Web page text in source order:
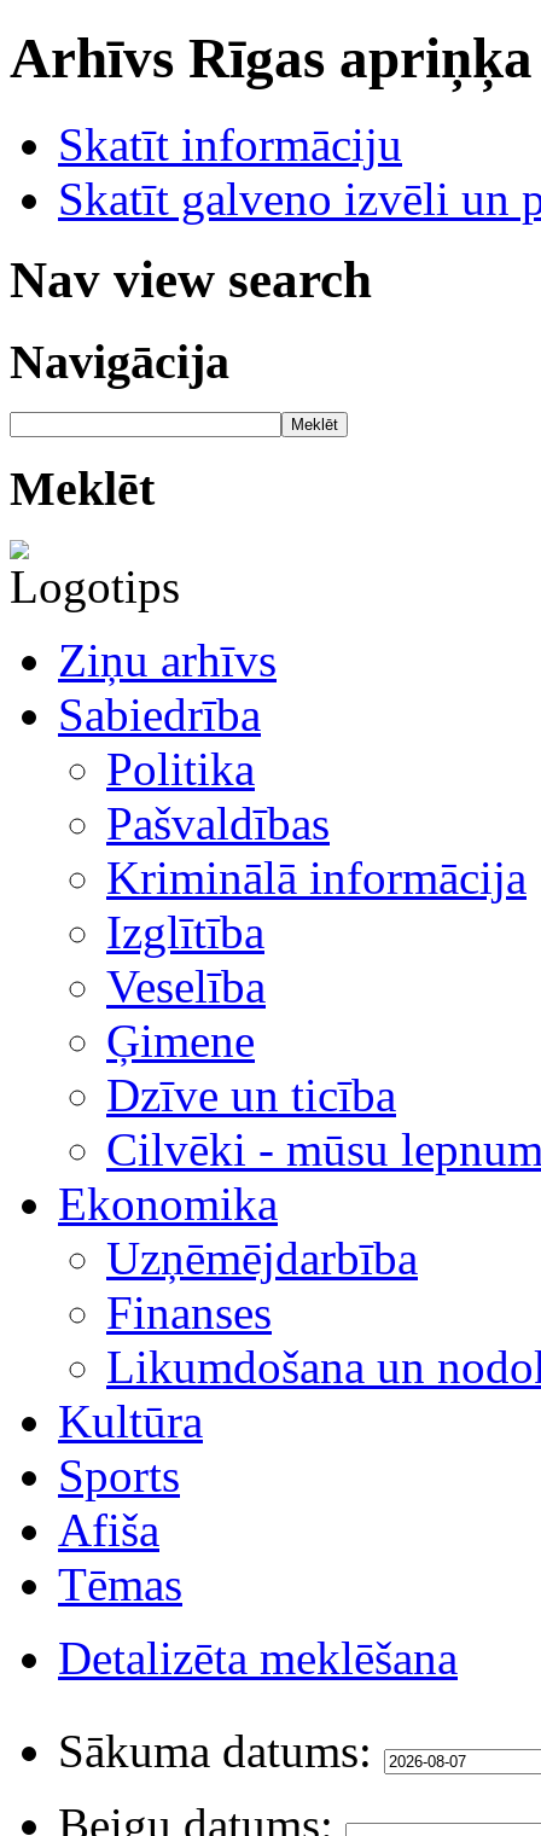
Arhīvs Rīgas
Skatīt informāciju
Skatīt galveno izvēli un
Nav view search
Navigācija
Meklēt
Meklēt
Ziņu arhīvs
Sabiedrība
Politika
Pašvaldības
Kriminālā informācija
Izglītība
Veselība
Ģimene
Dzīve un ticība
Cilvēki - mūsu
Ekonomika
Uzņēmējdarbība
Finanses
Likumdošana un
Kultūra
Sports
Afiša
Tēmas
Detalizēta meklēšana
Sākuma datums:
Beigu datums: